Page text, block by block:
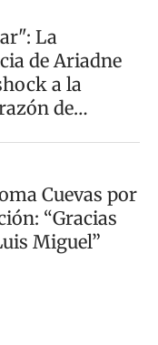
La
de Ariadne
a la
de
Cuevas por
“Gracias
Miguel”